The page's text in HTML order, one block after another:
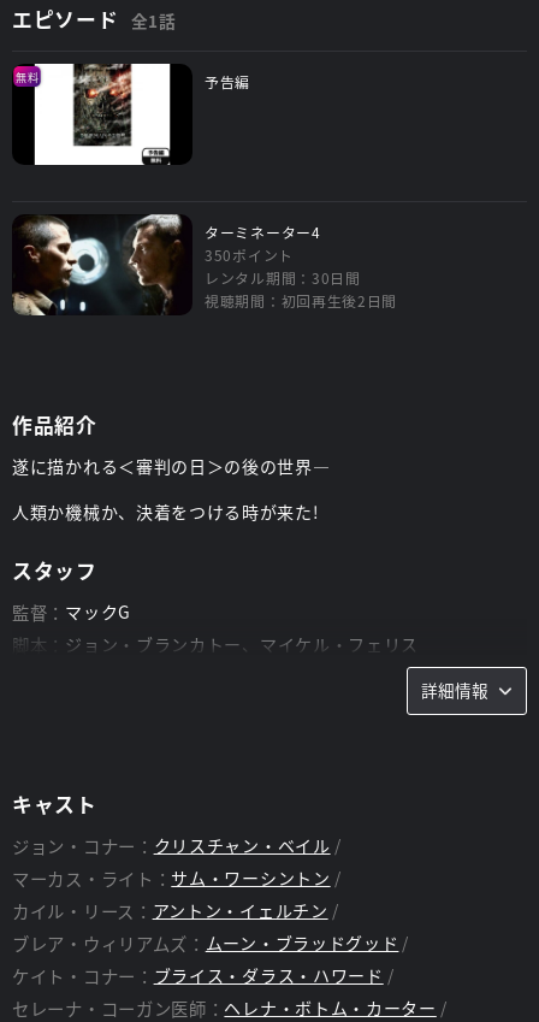
エピソード 全1話
無料 予告編
ターミネーター4
350ポイント
レンタル期間：30日間
視聴期間：初回再生後2日間
作品紹介
遂に描かれる＜審判の日＞の後の世界―
人類か機械か、決着をつける時が来た!
スタッフ
監督： マックG
脚本： ジョン・ブランカトー、マイケル・フェリス
詳細情報
キャスト
ジョン・コナー： クリスチャン・ベイル
マーカス・ライト： サム・ワーシントン
カイル・リース： アントン・イェルチン
ブレア・ウィリアムズ： ムーン・ブラッドグッド
ケイト・コナー： ブライス・ダラス・ハワード
セレーナ・コーガン医師： ヘレナ・ボトム・カーター